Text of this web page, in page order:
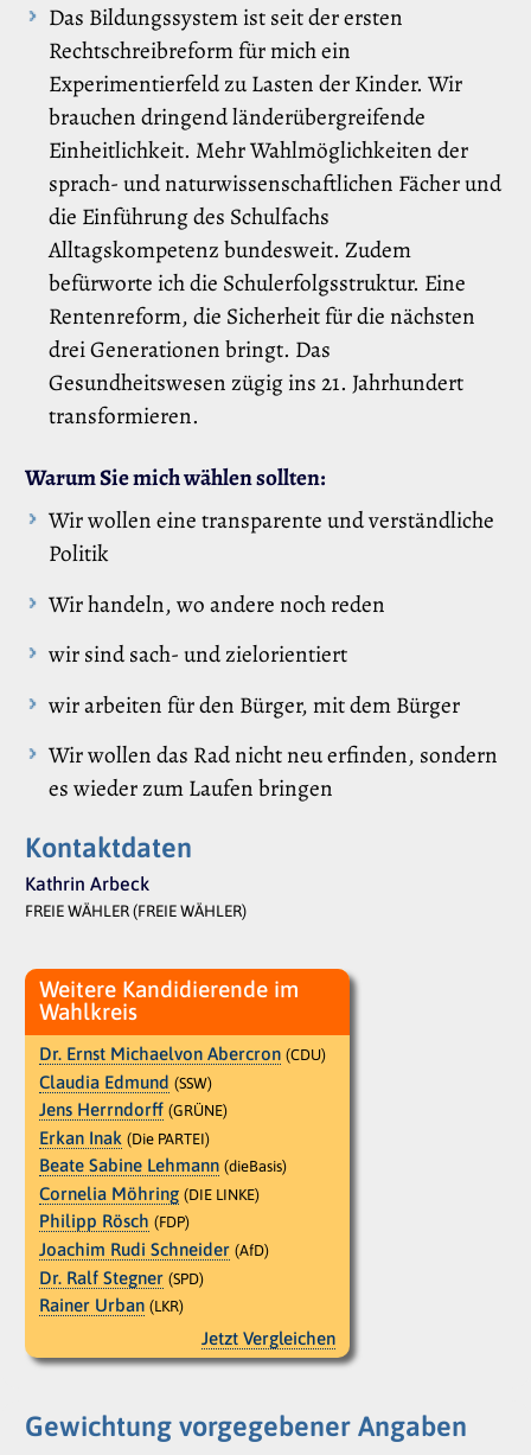
Das Bildungssystem ist seit der ersten
Rechtschreibreform für mich ein
Experimentierfeld zu Lasten der Kinder. Wir
brauchen dringend länderübergreifende
Einheitlichkeit. Mehr Wahlmöglichkeiten der
sprach- und naturwissenschaftlichen Fächer und
die Einführung des Schulfachs
Alltagskompetenz bundesweit. Zudem
befürworte ich die Schulerfolgsstruktur. Eine
Rentenreform, die Sicherheit für die nächsten
drei Generationen bringt. Das
Gesundheitswesen zügig ins 21. Jahrhundert
transformieren.
Warum Sie mich wählen sollten:
Wir wollen eine transparente und verständliche
Politik
Wir handeln, wo andere noch reden
wir sind sach- und zielorientiert
wir arbeiten für den Bürger, mit dem Bürger
Wir wollen das Rad nicht neu erfinden, sondern
es wieder zum Laufen bringen
Kontaktdaten
Kathrin Arbeck
FREIE WÄHLER (FREIE WÄHLER)
Weitere Kandidierende im
Wahlkreis
Dr. Ernst Michaelvon Abercron (CDU)
Claudia Edmund (SSW)
Jens Herrndorff (GRÜNE)
Erkan Inak (Die PARTEI)
Beate Sabine Lehmann (dieBasis)
Cornelia Möhring (DIE LINKE)
Philipp Rösch (FDP)
Joachim Rudi Schneider (AfD)
Dr. Ralf Stegner (SPD)
Rainer Urban (LKR)
Jetzt Vergleichen
Gewichtung vorgegebener Angaben